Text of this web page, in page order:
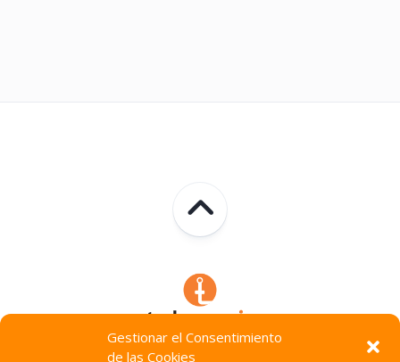
Gestionar el Consentimiento
de las Cookies